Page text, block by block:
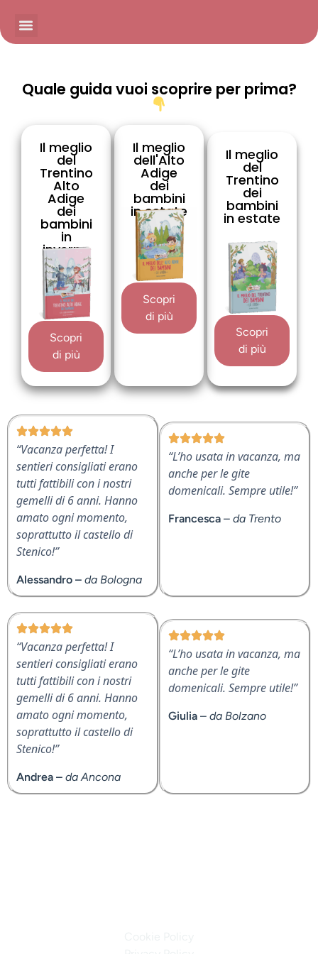
Quale guida vuoi scoprire per prima?
Il meglio
del
Trentino
Alto
Adige
dei
bambini
in
inverno
Scopri
di più
Il meglio
dell'Alto
Adige
dei
bambini
in estate
Scopri
di più
Il meglio
del
Trentino
dei
bambini
in estate
Scopri
di più
“Vacanza perfetta! I
sentieri consigliati erano
tutti fattibili con i nostri
gemelli di 6 anni. Hanno
amato ogni momento,
soprattutto il castello di
Stenico!”
Alessandro – da Bologna
“L’ho usata in vacanza, ma
anche per le gite
domenicali. Sempre utile!”
Francesca – da Trento
“Vacanza perfetta! I
sentieri consigliati erano
tutti fattibili con i nostri
gemelli di 6 anni. Hanno
amato ogni momento,
soprattutto il castello di
Stenico!”
Andrea – da Ancona
“L’ho usata in vacanza, ma
anche per le gite
domenicali. Sempre utile!”
Giulia – da Bolzano